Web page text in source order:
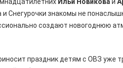
и Снегурочки знакомы не
создают новогоднюю
праздник детям с ОВЗ уже